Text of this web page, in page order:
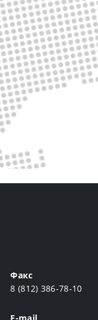
Факс
8 (812) 386-78-10